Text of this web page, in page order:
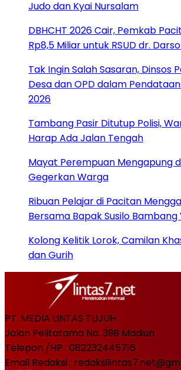
Judo dan Kyai Nursalam
DBHCHT 2026 Cair, Pemkab
Rp8,5 Miliar untuk RSUD dr.
Tak Ingin Salah Sasaran, Dinsos
Desa dan OPD dalam Pendataan
2026
Tambang Pasir Ditutup Polisi,
Harap Ada Jalan Tengah
Mayat Perempuan Mengapung
Gegerkan Warga
Ribuan Pelajar di Pacitan
Bersama Bapak Susilo Bambang
Kolong Kelitik Lorok, Camilan
dan Gurih
PT. MEDIA LINTAS TUJUH
Jalan Pelitatama No. 39B Madiun
Telepon /HP : 082232445716
Email Redaksi :